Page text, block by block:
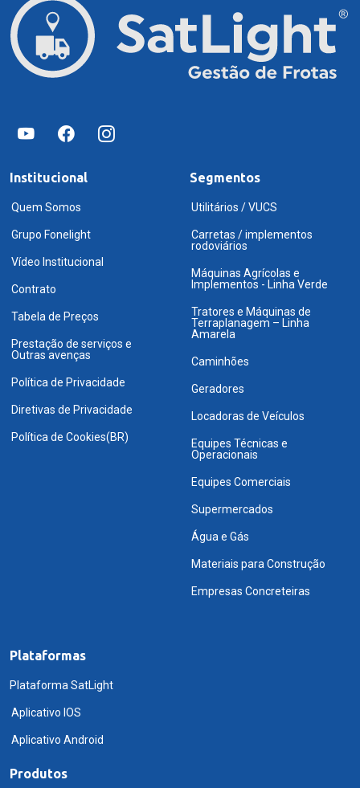
Institucional
Quem Somos
Grupo Fonelight
Vídeo Institucional
Contrato
Tabela de Preços
Prestação de serviços e
Outras avenças
Política de Privacidade
Diretivas de Privacidade
Política de Cookies(BR)
Segmentos
Utilitários / VUCS
Carretas / implementos
rodoviários
Máquinas Agrícolas e
Implementos - Linha Verde
Tratores e Máquinas de
Terraplanagem – Linha
Amarela
Caminhões
Geradores
Locadoras de Veículos
Equipes Técnicas e
Operacionais
Equipes Comerciais
Supermercados
Água e Gás
Materiais para Construção
Empresas Concreteiras
Plataformas
Plataforma SatLight
Aplicativo IOS
Aplicativo Android
Produtos